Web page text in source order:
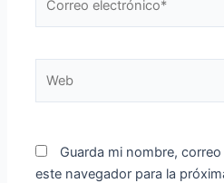
electrónico*
Guarda mi nombre,
este navegador para la